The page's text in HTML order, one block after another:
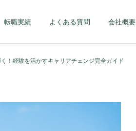
転職実績 よくある質問 会社概要
！経験を活かすキャリアチェンジ完全ガイド